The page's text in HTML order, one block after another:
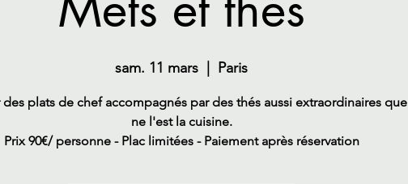
sam. 11 mars Paris
des plats de chef accompagnés par des thés aussi extraordinaires que
ne l'est la cuisine.
Prix 90€/ personne - Plac limitées - Paiement après réservation